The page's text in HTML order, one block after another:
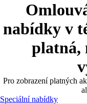
nabídky v
platná,
Pro zobrazení platných
Speciální nabídky